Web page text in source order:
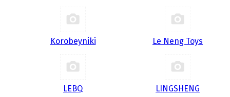
Korobeyniki Le Neng Toys
LEBQ LINGSHENG